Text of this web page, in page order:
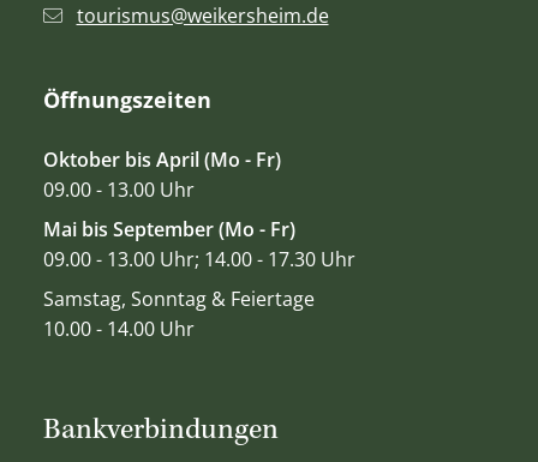
Bankverbindungen
tourismus@weikersheim.de
Öffnungszeiten
Oktober bis April (Mo - Fr)
09.00 - 13.00 Uhr
Mai bis September (Mo - Fr)
09.00 - 13.00 Uhr; 14.00 - 17.30 Uhr
Samstag, Sonntag & Feiertage
10.00 - 14.00 Uhr